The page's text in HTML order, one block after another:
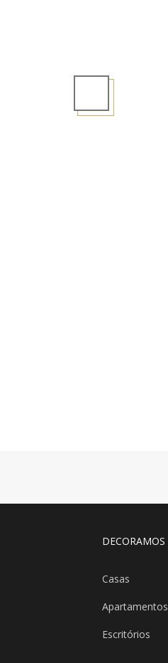
DECORAMOS
Casas
Apartamentos
Escritórios